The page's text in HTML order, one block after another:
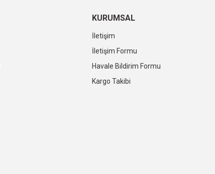
KURUMSAL
İletişim
İletişim Formu
Havale Bildirim Formu
Kargo Takibi